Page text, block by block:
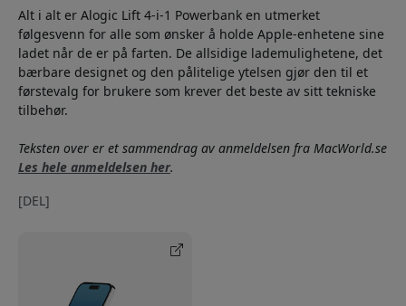
Alt i alt er Alogic Lift 4-i-1 Powerbank en utmerket
følgesvenn for alle som ønsker å holde Apple-enhetene sine
ladet når de er på farten. De allsidige lademulighetene, det
bærbare designet og den pålitelige ytelsen gjør den til et
førstevalg for brukere som krever det beste av sitt tekniske
tilbehør.
Teksten over er et sammendrag av anmeldelsen fra MacWorld.se
Les hele anmeldelsen her.
[DEL]